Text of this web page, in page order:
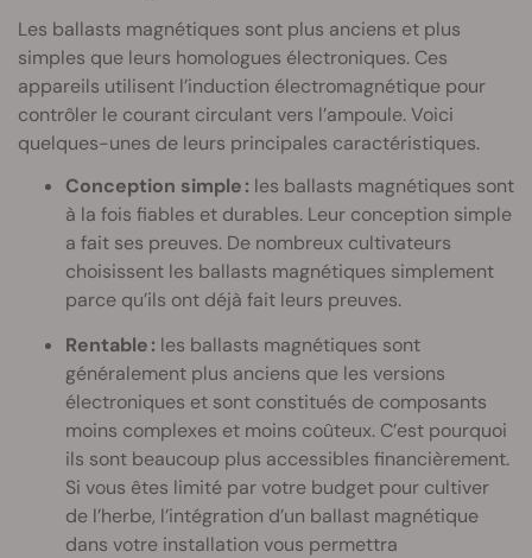
Les ballasts magnétiques sont plus anciens et plus
simples que leurs homologues électroniques. Ces
appareils utilisent l’induction électromagnétique pour
contrôler le courant circulant vers l’ampoule. Voici
quelques-unes de leurs principales caractéristiques.
Conception simple : les ballasts magnétiques sont
à la fois fiables et durables. Leur conception simple
a fait ses preuves. De nombreux cultivateurs
choisissent les ballasts magnétiques simplement
parce qu’ils ont déjà fait leurs preuves.
Rentable : les ballasts magnétiques sont
généralement plus anciens que les versions
électroniques et sont constitués de composants
moins complexes et moins coûteux. C’est pourquoi
ils sont beaucoup plus accessibles financièrement.
Si vous êtes limité par votre budget pour cultiver
de l’herbe, l’intégration d’un ballast magnétique
dans votre installation vous permettra